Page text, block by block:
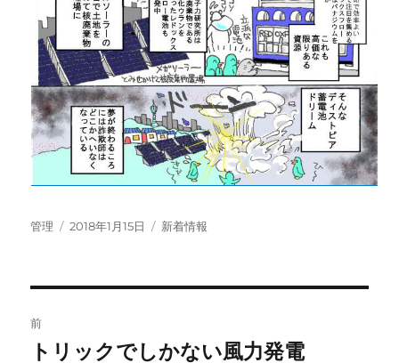
投
管理
投
2018年1月15日
カ
新着情報
稿
前
前
トリックでしかない風力発電